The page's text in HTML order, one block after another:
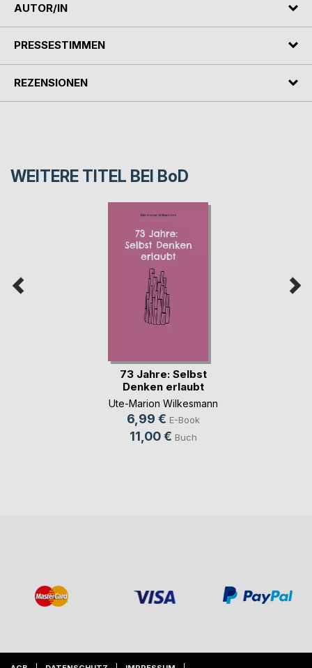
AUTOR/IN
PRESSESTIMMEN
REZENSIONEN
WEITERE TITEL BEI BoD
73 Jahre: Selbst
Denken erlaubt
Ute-Marion Wilkesmann
6,99 € E-Book
11,00 € Buch